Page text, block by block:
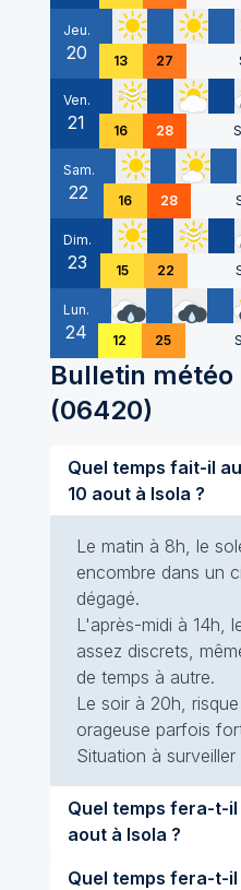
Jeu.
20 13 27
Ven.
21 16 28
Sam.
22 16 28
Dim.
23 15 22
Lun.
24 12 25
Bulletin météo
(06420)
Quel temps fait-il
10 aout à Isola ?
Le matin à 8h, le
encombre dans un
dégagé.
L'après-midi à 14h,
assez discrets,
de temps à autre.
Le soir à 20h,
orageuse parfois
Situation à surveiller
Quel temps fera-t-il
aout à Isola ?
Quel temps fera-t-il